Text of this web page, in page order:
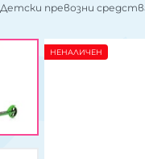
Детски превозни
НЕНАЛИЧЕН